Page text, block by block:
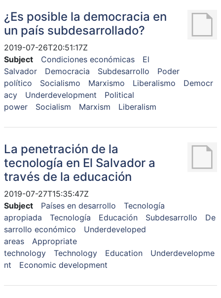
¿Es posible la democracia en
un país subdesarrollado?
2019-07-26T20:51:17Z
Subject
Condiciones económicas
El
Salvador
Democracia Subdesarrollo
Poder
político
Socialismo Marxismo Liberalismo
Democr
acy
Underdevelopment
Political
power
Socialism Marxism Liberalism
La penetración de la
tecnología en El Salvador a
través de la educación
2019-07-27T15:35:47Z
Subject
Países en desarrollo
Tecnología
apropiada
Tecnología Educación Subdesarrollo
De
sarrollo económico
Underdeveloped
areas
Appropriate
technology
Technology Education
Underdevelopme
nt
Economic development